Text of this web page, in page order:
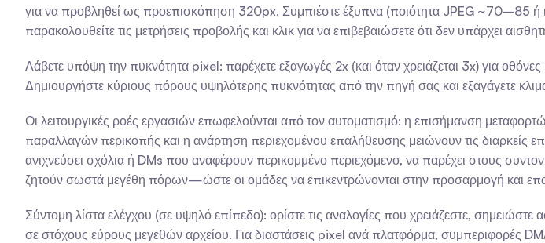
για να προβληθεί ως προεπισκόπηση 320px. Συμπιέστε έξυπνα (ποιότητα JPEG ~70–85 ή
παρακολουθείτε τις μετρήσεις προβολής και κλικ για να επιβεβαιώσετε ότι δεν υπάρχει
Λάβετε υπόψη την πυκνότητα pixel: παρέχετε εξαγωγές 2x (και όταν χρειάζεται 3x) για
Δημιουργήστε κύριους πόρους υψηλότερης πυκνότητας από την πηγή σας και εξαγάγετε
Οι λειτουργικές ροές εργασιών επωφελούνται από τον αυτοματισμό: η επισήμανση
παραλλαγών περικοπής και η ανάρτηση περιεχομένου επαλήθευσης μειώνουν τις διαρκείς
ανιχνεύσει σχόλια ή DMs που αναφέρουν περικομμένο περιεχόμενο, να παρέχει στους
ζητούν σωστά μεγέθη πόρων—ώστε οι ομάδες να επικεντρώνονται στην προσαρμογή και
Σύντομη λίστα ελέγχου (σε υψηλό επίπεδο): ορίστε τις αναλογίες που χρειάζεστε,
σε στόχους εύρους μεγεθών αρχείου. Για διαστάσεις pixel ανά πλατφόρμα, συμπεριφορές